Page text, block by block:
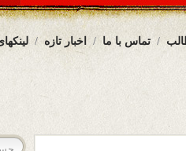
اخبار تازه تماس با ما